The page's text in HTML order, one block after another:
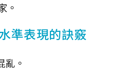
。
準表現的訣竅
。